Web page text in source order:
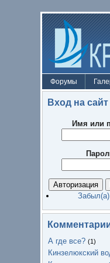
Форумы
Вход на сайт
Имя или
А где все? (1)
Кинзелюкский